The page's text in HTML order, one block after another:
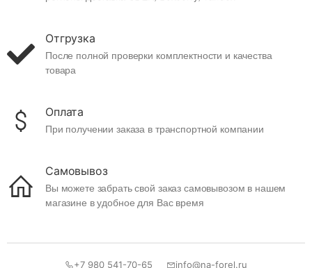
Отгрузка
После полной проверки комплектности и качества
товара
Оплата
При получении заказа в транспортной компании
Самовывоз
Вы можете забрать свой заказ самовывозом в нашем
магазине в удобное для Вас время
+7 980 541-70-65 info@na-forel.ru